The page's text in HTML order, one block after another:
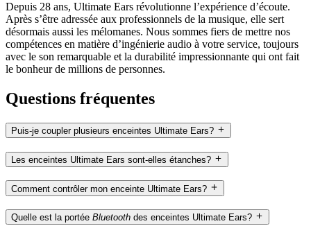
Depuis 28 ans, Ultimate Ears révolutionne l’expérience d’écoute.
Après s’être adressée aux professionnels de la musique, elle sert
désormais aussi les mélomanes. Nous sommes fiers de mettre nos
compétences en matière d’ingénierie audio à votre service, toujours
avec le son remarquable et la durabilité impressionnante qui ont fait
le bonheur de millions de personnes.
Questions fréquentes
Puis-je coupler plusieurs enceintes Ultimate Ears?
Les enceintes Ultimate Ears sont-elles étanches?
Comment contrôler mon enceinte Ultimate Ears?
Quelle est la portée Bluetooth des enceintes Ultimate Ears?